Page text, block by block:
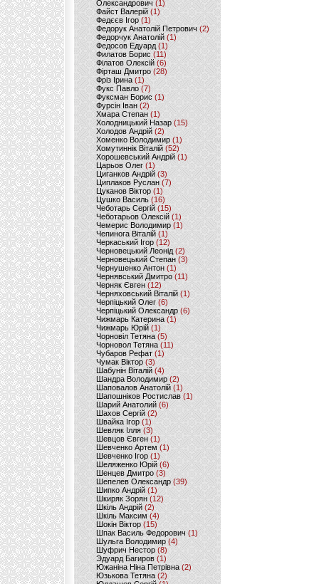
Олександрович (1)
Файст Валерій(1)
Федєєв Ігор (1)
Федорук Анатолій Петрович (2)
Федорчук Анатолій (1)
Федосов Едуард (1)
Филатов Борис (11)
Філатов Олексій (6)
Фірташ Дмитро (28)
Фріз Ірина (1)
Фукс Павло (7)
Фуксман Борис (1)
Фурсін Іван (2)
Хмара Степан(1)
Холодницький Назар(15)
Холодов Андрій (2)
Хоменко Володимир (1)
Хомутиннік Віталій (52)
Хорошевський Андрій (1)
Царьов Олег (1)
Циганков Андрій (3)
Циплаков Руслан(7)
Цуканов Віктор (1)
Цушко Василь (16)
Чеботарь Сергій (15)
Чеботарьов Олексій (1)
Чемерис Володимир (1)
Чепинога Віталій (1)
Черкаський Ігор (12)
Черновецький Леонід(2)
Черновецький Степан (3)
Чернушенко Антон (1)
Чернявський Дмитро(11)
Черняк Євген(12)
Черняховський Віталій (1)
Черпіцький Олег (6)
Черпіцький Олександр (6)
Чижмарь Катерина (1)
Чижмарь Юрій (1)
Чорновіл Тетяна (5)
Чорновол Тетяна (11)
Чубаров Рефат (1)
Чумак Віктор(3)
Шабунін Віталій (4)
Шандра Володимир (2)
Шаповалов Анатолій(1)
Шапошніков Ростислав(1)
Шарий Анатолий(6)
Шахов Сергій(2)
Швайка Ігор (1)
Шевляк Ілля (3)
Шевцов Євген (1)
Шевченко Артем(1)
Шевченко Ігор(1)
Шеляженко Юрій (6)
Шенцев Дмитро (3)
Шепелев Олександр (39)
Шипко Андрій(1)
Шкиряк Зорян(12)
Шкіль Андрій(2)
Шкіль Максим (4)
Шокін Віктор (15)
Шпак Василь Федорович (1)
Шульга Володимир (4)
Шуфрич Нестор(8)
Эдуард Багиров (1)
Южаніна Ніна Петрівна (2)
Юзькова Тетяна(2)